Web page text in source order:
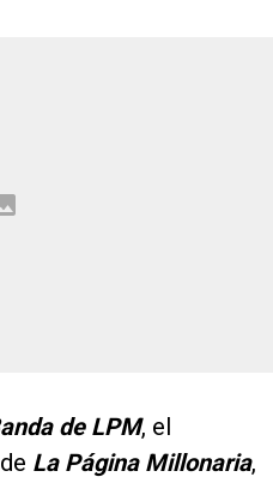
de LPM, el
La Página Millonaria,